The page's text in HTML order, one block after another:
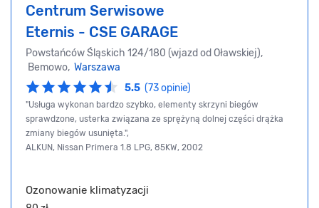
Centrum Serwisowe
Eternis - CSE GARAGE
Powstańców Śląskich 124/180 (wjazd od Oławskiej),
Bemowo, Warszawa
5.5 (73 opinie)
"Usługa wykonan bardzo szybko, elementy skrzyni biegów
sprawdzone, usterka związana ze sprężyną dolnej części drążka
zmiany biegów usunięta.",
ALKUN, Nissan Primera 1.8 LPG, 85KW, 2002
Ozonowanie klimatyzacji